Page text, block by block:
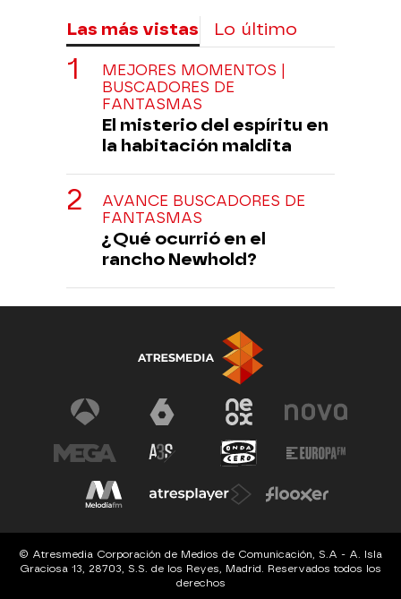
Las más vistas Lo último
MEJORES MOMENTOS |
BUSCADORES DE
FANTASMAS
El misterio del espíritu en
la habitación maldita
AVANCE BUSCADORES DE
FANTASMAS
¿Qué ocurrió en el
rancho Newhold?
© Atresmedia Corporación de Medios de Comunicación, S.A - A. Isla
Graciosa 13, 28703, S.S. de los Reyes, Madrid. Reservados todos los
derechos